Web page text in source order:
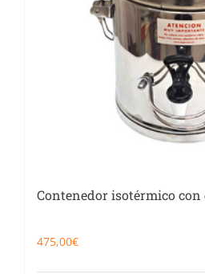
Contenedor isotérmico con
475,00€